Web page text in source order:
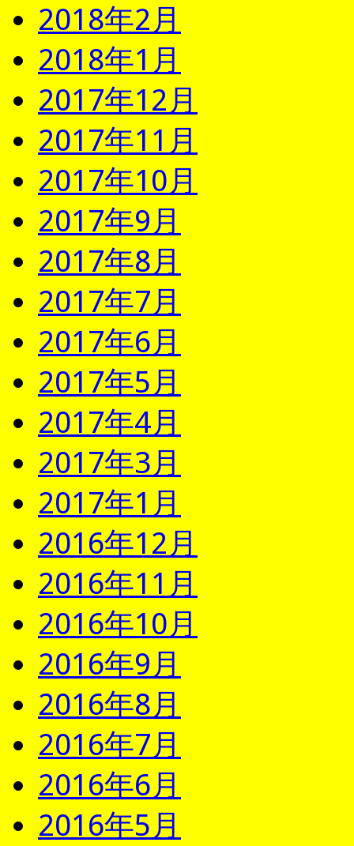
2018年2月
2018年1月
2017年12月
2017年11月
2017年10月
2017年9月
2017年8月
2017年7月
2017年6月
2017年5月
2017年4月
2017年3月
2017年1月
2016年12月
2016年11月
2016年10月
2016年9月
2016年8月
2016年7月
2016年6月
2016年5月